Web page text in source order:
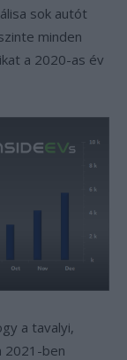
sok autót
minden
a 2020-as év
a tavalyi,
2021-ben